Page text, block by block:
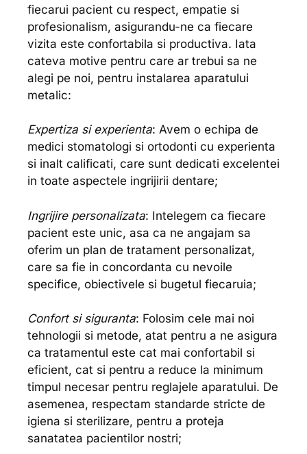
fiecarui pacient cu respect, empatie si
profesionalism, asigurandu-ne ca fiecare
vizita este confortabila si productiva. Iata
cateva motive pentru care ar trebui sa ne
alegi pe noi, pentru instalarea aparatului
metalic:
Expertiza si experienta: Avem o echipa de
medici stomatologi si ortodonti cu experienta
si inalt calificati, care sunt dedicati excelentei
in toate aspectele ingrijirii dentare;
Ingrijire personalizata: Intelegem ca fiecare
pacient este unic, asa ca ne angajam sa
oferim un plan de tratament personalizat,
care sa fie in concordanta cu nevoile
specifice, obiectivele si bugetul fiecaruia;
Confort si siguranta: Folosim cele mai noi
tehnologii si metode, atat pentru a ne asigura
ca tratamentul este cat mai confortabil si
eficient, cat si pentru a reduce la minimum
timpul necesar pentru reglajele aparatului. De
asemenea, respectam standarde stricte de
igiena si sterilizare, pentru a proteja
sanatatea pacientilor nostri;